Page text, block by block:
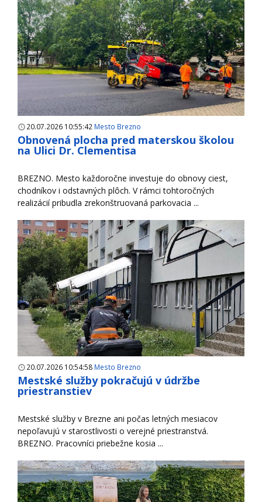
20.07.2026 10:55:42 Mesto Brezno
Obnovená plocha pred materskou školou
na Ulici Dr. Clementisa
BREZNO. Mesto každoročne investuje do obnovy ciest,
chodníkov i odstavných plôch. V rámci tohtoročných
realizácií pribudla zrekonštruovaná parkovacia ...
20.07.2026 10:54:58 Mesto Brezno
Mestské služby pokračujú v údržbe
priestranstiev
Mestské služby v Brezne ani počas letných mesiacov
nepoľavujú v starostlivosti o verejné priestranstvá.
BREZNO. Pracovníci priebežne kosia ...